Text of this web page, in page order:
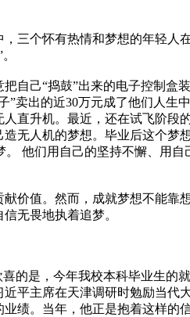
个怀有热情和梦想的年轻人
己“捣鼓”出来的电子控制盒
卖出的近30万元成了他们人生
直升机。最近，还在试飞阶
无人机的梦想。毕业后这个
他们用自己的坚持不懈、用
值。然而，成就梦想不能靠
无畏地执着追梦。
是，今年我校本科毕业生的
平主席在天津调研时勉励当代
绩。当年，他正是抱着这样的